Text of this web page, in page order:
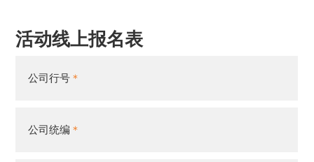
活动线上报名表
公司行号
公司统编